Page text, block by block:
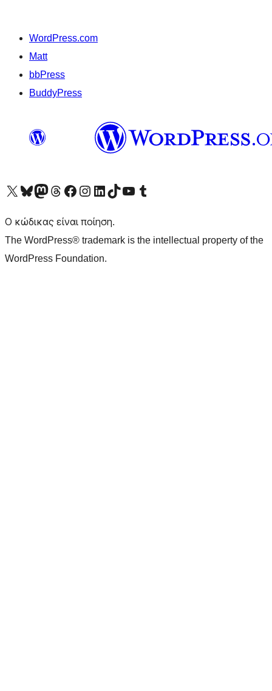
WordPress.com
Matt
bbPress
BuddyPress
Visit our X (formerly Twitter) account
Visit our Bluesky account
Επισκεφθείτε τον λογαριασμό μας στο Mastodon
Visit our Threads account
Επισκεφτείτε τη σελίδα μας στο Facebook
Επισκεφθείτε τον λογαριασμό μας Instagram
Επισκεφθείτε τον λογαριασμό μας LinkedIn
Visit our TikTok account
Visit our YouTube channel
Visit our Tumblr account
Ο κώδικας είναι ποίηση.
The WordPress® trademark is the intellectual property of the
WordPress Foundation.